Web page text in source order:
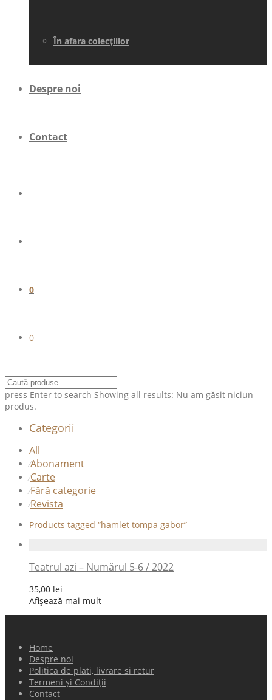
În afara colecţiilor
Despre noi
Contact
0
0
press Enter to search Showing all results: Nu am găsit niciun
produs.
Categorii
All
⁄Abonament
⁄Carte
⁄Fără categorie
⁄Revista
Products tagged “hamlet tompa gabor”
Teatrul azi – Numărul 5-6 / 2022
35,00 lei
Afișează mai mult
Home
Despre noi
Politica de plati, livrare si retur
Termeni și Condiții
Contact